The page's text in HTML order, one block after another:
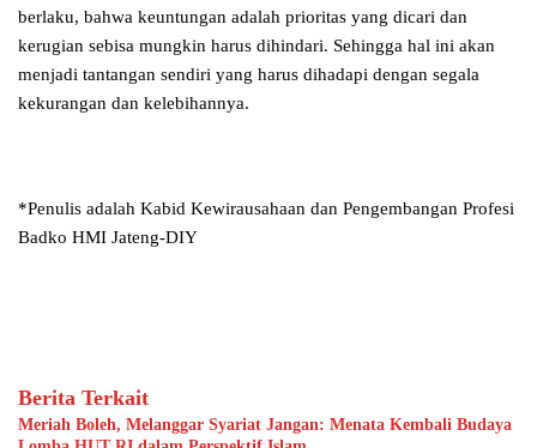
berlaku, bahwa keuntungan adalah prioritas yang dicari dan
kerugian sebisa mungkin harus dihindari. Sehingga hal ini akan
menjadi tantangan sendiri yang harus dihadapi dengan segala
kekurangan dan kelebihannya.
*Penulis adalah Kabid Kewirausahaan dan Pengembangan Profesi
Badko HMI Jateng-DIY
Berita Terkait
Meriah Boleh, Melanggar Syariat Jangan: Menata Kembali Budaya